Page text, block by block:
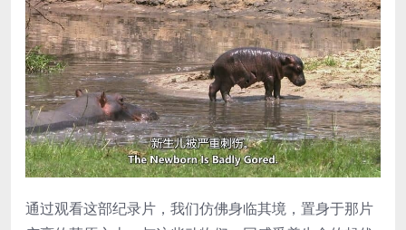
通过观看这部纪录片，我们仿佛身临其境，置身于那片